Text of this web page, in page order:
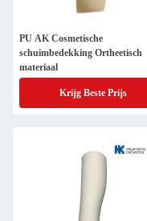
PU AK Cosmetische
schuimbedekking Ortheetisch
materiaal
Krijg Beste Prijs